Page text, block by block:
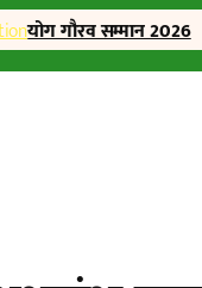
योग गौरव सम्मान 2026